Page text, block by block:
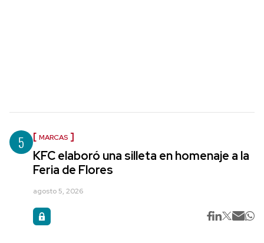
5 MARCAS
KFC elaboró una silleta en homenaje a la
Feria de Flores
agosto 5, 2026